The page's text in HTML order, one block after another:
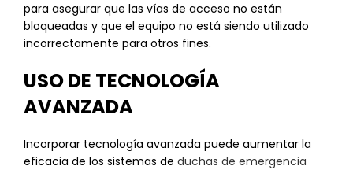
para asegurar que las vías de acceso no están
bloqueadas y que el equipo no está siendo utilizado
incorrectamente para otros fines.
USO DE TECNOLOGÍA
AVANZADA
Incorporar tecnología avanzada puede aumentar la
eficacia de los sistemas de duchas de emergencia